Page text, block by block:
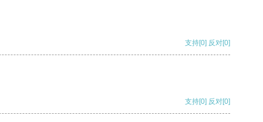
支持[0] 反对[0]
支持[0] 反对[0]